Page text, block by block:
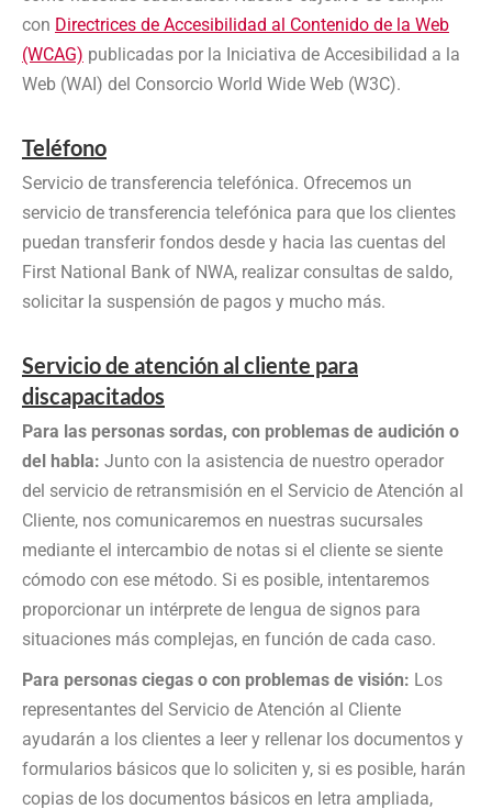
con Directrices de Accesibilidad al Contenido de la Web
(WCAG) publicadas por la Iniciativa de Accesibilidad a la
Web (WAI) del Consorcio World Wide Web (W3C).
Teléfono
Servicio de transferencia telefónica. Ofrecemos un
servicio de transferencia telefónica para que los clientes
puedan transferir fondos desde y hacia las cuentas del
First National Bank of NWA, realizar consultas de saldo,
solicitar la suspensión de pagos y mucho más.
Servicio de atención al cliente para
discapacitados
Para las personas sordas, con problemas de audición o
del habla: Junto con la asistencia de nuestro operador
del servicio de retransmisión en el Servicio de Atención al
Cliente, nos comunicaremos en nuestras sucursales
mediante el intercambio de notas si el cliente se siente
cómodo con ese método. Si es posible, intentaremos
proporcionar un intérprete de lengua de signos para
situaciones más complejas, en función de cada caso.
Para personas ciegas o con problemas de visión: Los
representantes del Servicio de Atención al Cliente
ayudarán a los clientes a leer y rellenar los documentos y
formularios básicos que lo soliciten y, si es posible, harán
copias de los documentos básicos en letra ampliada,